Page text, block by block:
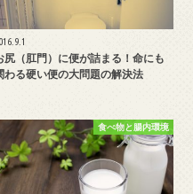
尻（肛門）に便が詰まる！命にも
わる硬い便の大問題の解決法
食べ物と腸内環境